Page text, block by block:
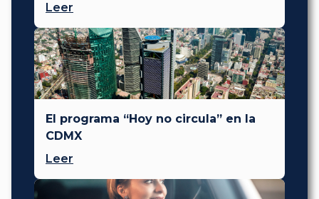
Leer
El programa “Hoy no circula” en la
CDMX
Leer